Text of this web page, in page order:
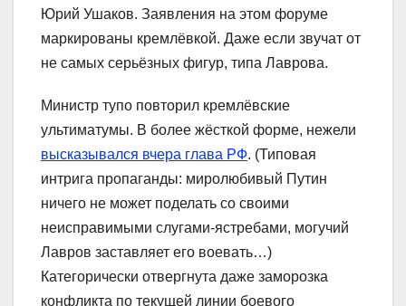
Юрий Ушаков. Заявления на этом форуме
маркированы кремлёвкой. Даже если звучат от
не самых серьёзных фигур, типа Лаврова.
Министр тупо повторил кремлёвские
ультиматумы. В более жёсткой форме, нежели
высказывался вчера глава РФ. (Типовая
интрига пропаганды: миролюбивый Путин
ничего не может поделать со своими
неисправимыми слугами-ястребами, могучий
Лавров заставляет его воевать…)
Категорически отвергнута даже заморозка
конфликта по текущей линии боевого